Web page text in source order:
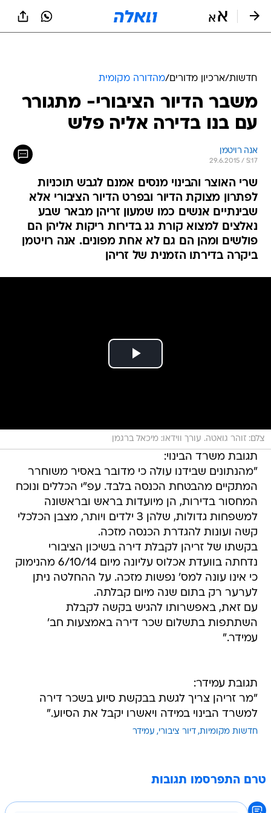
חדשות/ארכיון מדורים/מהדורה מקומית
משבר הדיור הציבורי- מתגורר
עם בנו בדירה אליה פלש
אנה רויטמן
29.6.2015 / 5:17
שרי האוצר והבינוי מנסים אמנם לגבש תוכניות
לפתרון מצוקת הדיור ובפרט הדיור הציבורי אלא
שבינתיים אנשים כמו שמעון זריהן מבאר שבע
נאלצים למצוא קורת גג בדירות ריקות אליהן הם
פולשים ומהן הם גם לא אחת מפונים. אנה רויטמן
ביקרה בדירתו הזמנית של זריהן
צלם: זוהר גואטה. עורך ווידאו: מיכאל ברגמן
תגובת משרד הבינוי:
"מהנתונים שבידנו עולה כי מדובר באסיר משוחרר
המתקיים מהבטחת הכנסה בלבד. עפ"י הכללים ונוכח
המחסור בדירות, הן מיועדות בראש ובראשונה
למשפחות גדולות, שלהן 3 ילדים ויותר, מצבן הכלכלי
קשה ועונות להגדרת הכנסה מזכה.
בקשתו של זריהן לקבלת דירה בשיכון הציבורי
נדחתה בוועדת אכלוס עליונה מיום 6/10/14 מהנימוק
כי אינו עונה למס' נפשות מזכה. על ההחלטה ניתן
לערער רק בתום שנה מיום קבלתה.
עם זאת, באפשרותו להגיש בקשה לקבלת
השתתפות בתשלום שכר דירה באמצעות חב'
עמידר."
תגובת עמידר:
"מר זריהן צריך לגשת בבקשת סיוע בשכר דירה
למשרד הבינוי במידה ויאשרו יקבל את הסיוע."
חדשות מקומיות דיור ציבורי עמידר
טרם התפרסמו תגובות